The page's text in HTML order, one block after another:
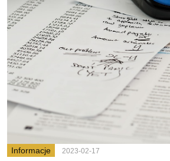
Informacje 2023-02-17